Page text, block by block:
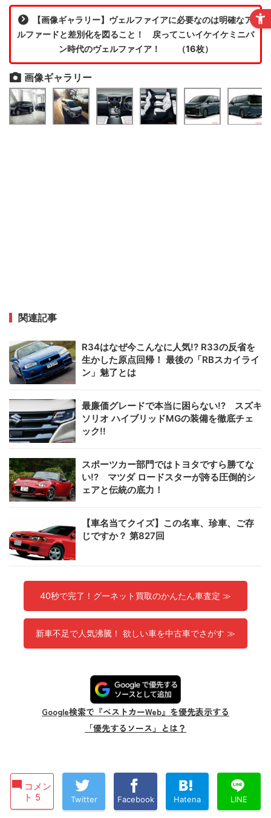
【画像ギャラリー】ヴェルファイアに必要なのは明確なア
ルファードと差別化を図ること！ 戻ってこいイケイケミニバ
ン時代のヴェルファイア！ （16枚）
画像ギャラリー
関連記事
R34はなぜ今こんなに人気!? R33の反省を
生かした原点回帰！ 最後の「RBスカイライ
ン」魅了とは
最廉価グレードで本当に困らない!? スズキ
ソリオ ハイブリッドMGの装備を徹底チェ
ック!!
スポーツカー部門ではトヨタですら勝てな
い!? マツダ ロードスターが誇る圧倒的シ
ェアと伝統の底力！
【車名当てクイズ】この名車、珍車、ご存
じですか？ 第827回
40秒で完了！グーネット買取のかんたん車査定 ≫
新車不足で人気沸騰！ 欲しい車を中古車でさがす ≫
Google検索で『ベストカーWeb』を優先表示する
「優先するソース」とは？
コメン
ト 5
Twitter Facebook Hatena LINE